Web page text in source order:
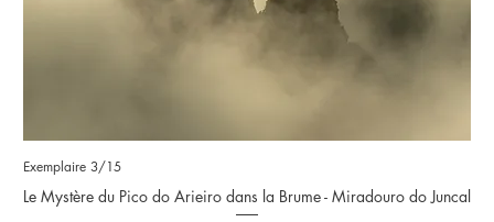
Exemplaire 3/15
Le Mystère du Pico do Arieiro dans la Brume - Miradouro do Juncal